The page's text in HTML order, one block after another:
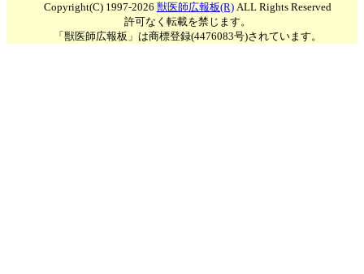
Copyright(C) 1997-2026 獣医師広報板(R)ALL Rights Reserved
許可なく転載を禁じます。
「獣医師広報板」は商標登録(4476083号)されています。